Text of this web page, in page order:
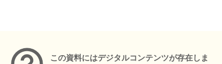
この資料にはデジタルコンテンツが存在しま